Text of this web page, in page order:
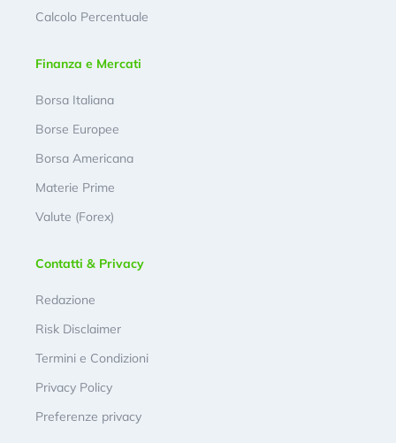
Calcolo Percentuale
Finanza e Mercati
Borsa Italiana
Borse Europee
Borsa Americana
Materie Prime
Valute (Forex)
Contatti & Privacy
Redazione
Risk Disclaimer
Termini e Condizioni
Privacy Policy
Preferenze privacy